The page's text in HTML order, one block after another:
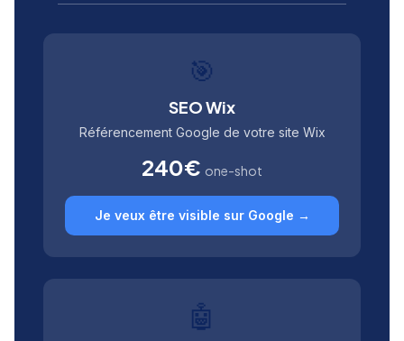
🎯
SEO Wix
Référencement Google de votre site Wix
240€ one-shot
Je veux être visible sur Google →
🤖